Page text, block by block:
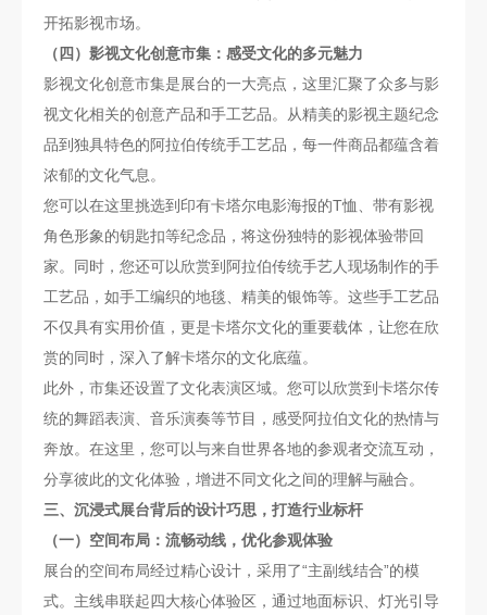
开拓影视市场。
（四）影视文化创意市集：感受文化的多元魅力
影视文化创意市集是展台的一大亮点，这里汇聚了众多与影
视文化相关的创意产品和手工艺品。从精美的影视主题纪念
品到独具特色的阿拉伯传统手工艺品，每一件商品都蕴含着
浓郁的文化气息。
您可以在这里挑选到印有卡塔尔电影海报的T恤、带有影视
角色形象的钥匙扣等纪念品，将这份独特的影视体验带回
家。同时，您还可以欣赏到阿拉伯传统手艺人现场制作的手
工艺品，如手工编织的地毯、精美的银饰等。这些手工艺品
不仅具有实用价值，更是卡塔尔文化的重要载体，让您在欣
赏的同时，深入了解卡塔尔的文化底蕴。
此外，市集还设置了文化表演区域。您可以欣赏到卡塔尔传
统的舞蹈表演、音乐演奏等节目，感受阿拉伯文化的热情与
奔放。在这里，您可以与来自世界各地的参观者交流互动，
分享彼此的文化体验，增进不同文化之间的理解与融合。
三、沉浸式展台背后的设计巧思，打造行业标杆
（一）空间布局：流畅动线，优化参观体验
展台的空间布局经过精心设计，采用了“主副线结合”的模
式。主线串联起四大核心体验区，通过地面标识、灯光引导